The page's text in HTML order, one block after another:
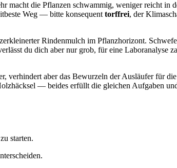
macht die Pflanzen schwammig, weniger reicht in
Weg — bitte konsequent torffrei, der
Rindenmulch im Pflanzhorizont.
du dich aber nur grob, für eine
verhindert aber das Bewurzeln der Ausläufer für
— beides erfüllt die gleichen Aufgaben
starten.